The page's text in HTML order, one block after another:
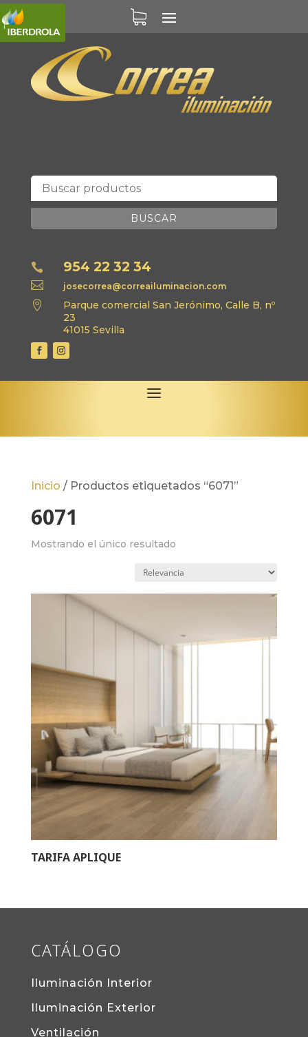
BUSCAR
 954 22 32 34
 josecorrea@correailuminacion.com

Parque comercial San Jerónimo, Calle B, nº
23
41015 Sevilla
Inicio / Productos etiquetados “6071”
6071
Mostrando el único resultado
TARIFA APLIQUE
CATÁLOGO
Iluminación Interior
Iluminación Exterior
Ventilación